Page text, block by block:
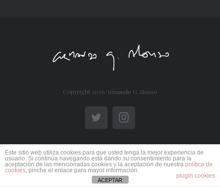
Copyright 2026 Armando G Alonso
TwitterInstagram
Este sitio web utiliza cookies para que usted tenga la mejor experiencia de
usuario. Si continúa navegando está dando su consentimiento para la
aceptación de las mencionadas cookies y la aceptación de nuestra política de
cookies, pinche el enlace para mayor información.
plugin cookies
ACEPTAR